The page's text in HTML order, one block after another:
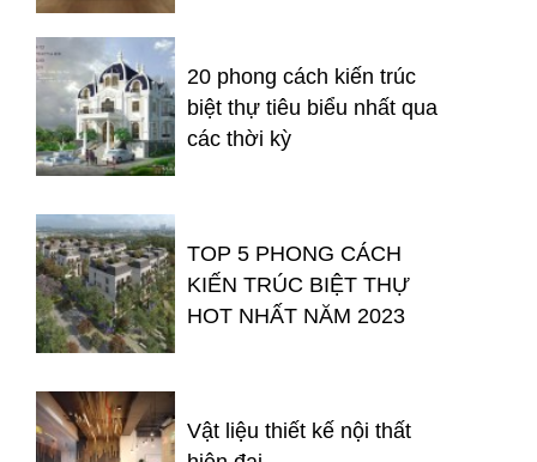
20 phong cách kiến trúc
biệt thự tiêu biểu nhất qua
các thời kỳ
TOP 5 PHONG CÁCH
KIẾN TRÚC BIỆT THỰ
HOT NHẤT NĂM 2023
Vật liệu thiết kế nội thất